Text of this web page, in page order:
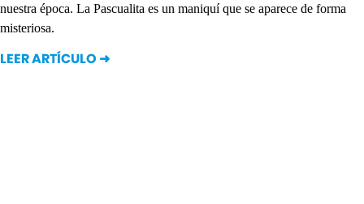
nuestra época. La Pascualita es un maniquí que se aparece de forma
misteriosa.
LEER ARTÍCULO ➜